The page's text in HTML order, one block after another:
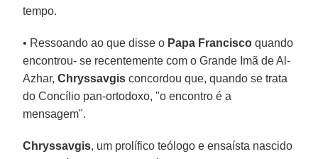
tempo.
• Ressoando ao que disse o Papa Francisco quando
encontrou- se recentemente com o Grande Imã de Al-
Azhar,Chryssavgis concordou que, quando se trata
do Concílio pan-ortodoxo, "o encontro é a
mensagem".
Chryssavgis, um prolífico teólogo e ensaísta nascido